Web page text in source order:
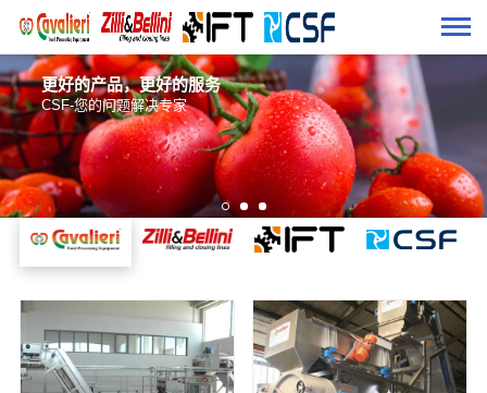
更好的产品，更好的服务
CSF-您的问题解决专家